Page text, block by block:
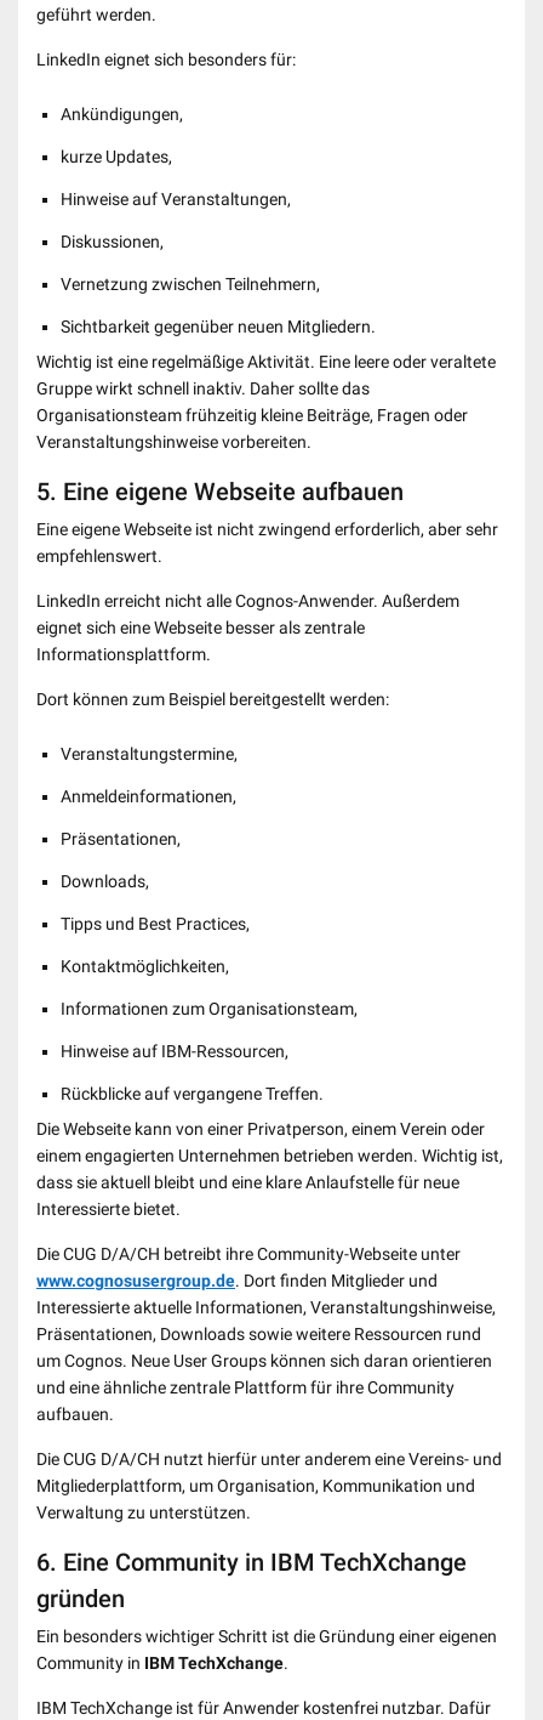
geführt werden.
LinkedIn eignet sich besonders für:
Ankündigungen,
kurze Updates,
Hinweise auf Veranstaltungen,
Diskussionen,
Vernetzung zwischen Teilnehmern,
Sichtbarkeit gegenüber neuen Mitgliedern.
Wichtig ist eine regelmäßige Aktivität. Eine leere oder veraltete
Gruppe wirkt schnell inaktiv. Daher sollte das
Organisationsteam frühzeitig kleine Beiträge, Fragen oder
Veranstaltungshinweise vorbereiten.
5. Eine eigene Webseite aufbauen
Eine eigene Webseite ist nicht zwingend erforderlich, aber sehr
empfehlenswert.
LinkedIn erreicht nicht alle Cognos-Anwender. Außerdem
eignet sich eine Webseite besser als zentrale
Informationsplattform.
Dort können zum Beispiel bereitgestellt werden:
Veranstaltungstermine,
Anmeldeinformationen,
Präsentationen,
Downloads,
Tipps und Best Practices,
Kontaktmöglichkeiten,
Informationen zum Organisationsteam,
Hinweise auf IBM-Ressourcen,
Rückblicke auf vergangene Treffen.
Die Webseite kann von einer Privatperson, einem Verein oder
einem engagierten Unternehmen betrieben werden. Wichtig ist,
dass sie aktuell bleibt und eine klare Anlaufstelle für neue
Interessierte bietet.
Die CUG D/A/CH betreibt ihre Community-Webseite unter
www.cognosusergroup.de. Dort finden Mitglieder und
Interessierte aktuelle Informationen, Veranstaltungshinweise,
Präsentationen, Downloads sowie weitere Ressourcen rund
um Cognos. Neue User Groups können sich daran orientieren
und eine ähnliche zentrale Plattform für ihre Community
aufbauen.
Die CUG D/A/CH nutzt hierfür unter anderem eine Vereins- und
Mitgliederplattform, um Organisation, Kommunikation und
Verwaltung zu unterstützen.
6. Eine Community in IBM TechXchange
gründen
Ein besonders wichtiger Schritt ist die Gründung einer eigenen
Community in IBM TechXchange.
IBM TechXchange ist für Anwender kostenfrei nutzbar. Dafür